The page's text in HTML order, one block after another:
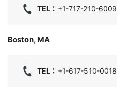
TEL： +1-717-210-6009
Boston, MA
TEL： +1-617-510-0018